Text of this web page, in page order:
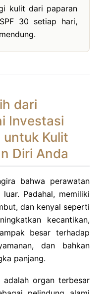
kulit dari paparan
30 setiap hari,
dari
Investasi
untuk Kulit
Diri Anda
bahwa perawatan
Padahal, memiliki
dan kenyal seperti
kecantikan,
besar terhadap
dan bahkan
panjang.
organ terbesar